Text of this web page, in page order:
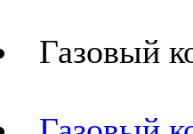
Газовый